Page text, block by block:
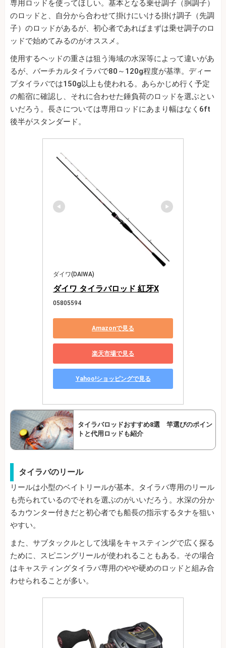
専用ロッドを使ってほしい。基本となる乗せ調子（胴調子）
のロッドと、自分から合わせて掛けにいける掛け調子（先調
子）のロッドがあるが、初心者であればまずは乗せ調子のロ
ッドで始めてみるのがオススメ。
使用するヘッドの重さは狙う海域の水深等によって違いがあ
るが、バーチカルタイラバで80～120g程度が基準。ディー
プタイラバでは150g以上も使われる。あらかじめ行く予定
の船宿に確認し、それに合わせた錘負荷のロッドを選ぶとい
いだろう。長さについては専用ロッドにあまり幅はなく6ft
後半がスタンダード。
ダイワ(DAIWA)
ダイワ タイラバロッド 紅牙X
05805594
Amazonで見る
楽天市場で見る
Yahoo!ショッピングで見る
タイラバロッドおすすめ8選 竿選びのポイン
トと代用ロッドも紹介
タイラバのリール
リールは小型のベイトリールが基本。タイラバ専用のリール
も売られているのでそれを選ぶのがいいだろう。水深の分か
るカウンター付きだと初心者でも船長の指示するタナを狙い
やすい。
また、サブタックルとして浅場をキャスティングで広く探る
ために、スピニングリールが使われることもある。その場合
はキャスティングタイラバ専用のやや硬めのロッドと組み合
わせられることが多い。